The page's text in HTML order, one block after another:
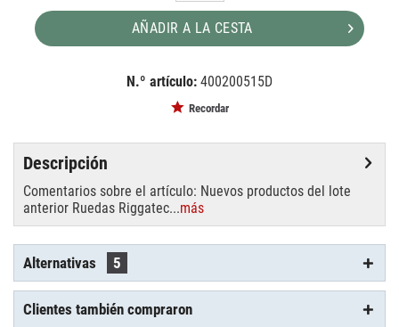
AÑADIR A LA CESTA
N.º artículo: 400200515D
Recordar
Descripción
Comentarios sobre el artículo: Nuevos productos del lote
anterior Ruedas Riggatec...más
Alternativas 5
Clientes también compraron